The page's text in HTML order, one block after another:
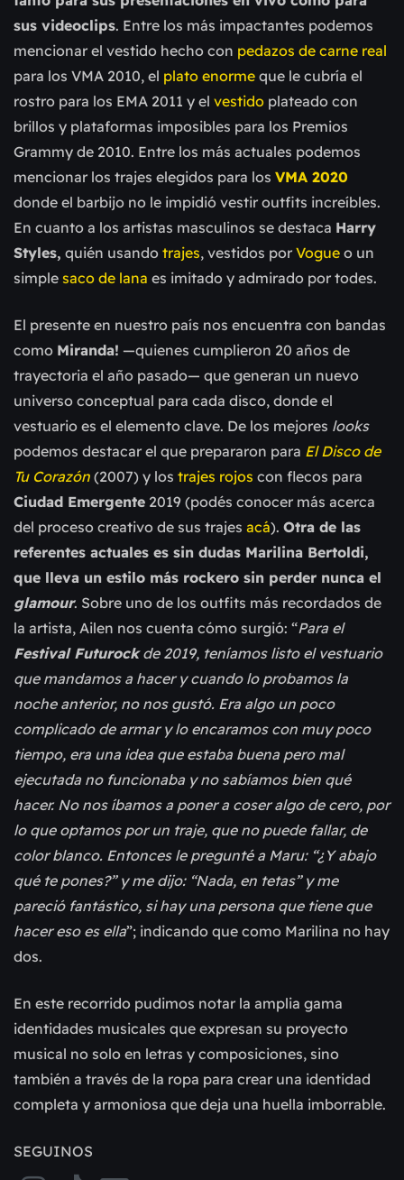
sus videoclips. Entre los más impactantes podemos
mencionar el vestido hecho con pedazos de carne real
para los VMA 2010, el plato enorme que le cubría el
rostro para los EMA 2011 y el vestido plateado con
brillos y plataformas imposibles para los Premios
Grammy de 2010. Entre los más actuales podemos
mencionar los trajes elegidos para los VMA 2020
donde el barbijo no le impidió vestir outfits increíbles.
En cuanto a los artistas masculinos se destaca Harry
Styles, quién usando trajes, vestidos por Vogue o un
simple saco de lana es imitado y admirado por todes.
El presente en nuestro país nos encuentra con bandas
como Miranda! —quienes cumplieron 20 años de
trayectoria el año pasado— que generan un nuevo
universo conceptual para cada disco, donde el
vestuario es el elemento clave. De los mejores looks
podemos destacar el que prepararon para El Disco de
Tu Corazón (2007) y los trajes rojos con flecos para
Ciudad Emergente 2019 (podés conocer más acerca
del proceso creativo de sus trajes acá). Otra de las
referentes actuales es sin dudas Marilina Bertoldi,
que lleva un estilo más rockero sin perder nunca el
glamour. Sobre uno de los outfits más recordados de
la artista, Ailen nos cuenta cómo surgió: “Para el
Festival Futurockde 2019, teníamos listo el vestuario
que mandamos a hacer y cuando lo probamos la
noche anterior, no nos gustó. Era algo un poco
complicado de armar y lo encaramos con muy poco
tiempo, era una idea que estaba buena pero mal
ejecutada no funcionaba y no sabíamos bien qué
hacer. No nos íbamos a poner a coser algo de cero, por
lo que optamos por un traje, que no puede fallar, de
color blanco. Entonces le pregunté a Maru: “¿Y abajo
qué te pones?” y me dijo: “Nada, en tetas” y me
pareció fantástico, si hay una persona que tiene que
hacer eso es ella”; indicando que como Marilina no hay
dos.
En este recorrido pudimos notar la amplia gama
identidades musicales que expresan su proyecto
musical no solo en letras y composiciones, sino
también a través de la ropa para crear una identidad
completa y armoniosa que deja una huella imborrable.
SEGUINOS